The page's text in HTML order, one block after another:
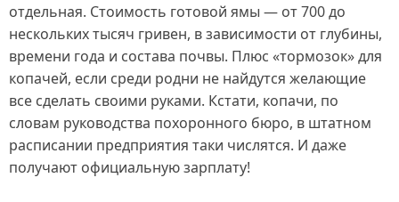
отдельная. Стоимость готовой ямы — от 700 до
нескольких тысяч гривен, в зависимости от глубины,
времени года и состава почвы. Плюс «тормозок» для
копачей, если среди родни не найдутся желающие
все сделать своими руками. Кстати, копачи, по
словам руководства похоронного бюро, в штатном
расписании предприятия таки числятся. И даже
получают официальную зарплату!